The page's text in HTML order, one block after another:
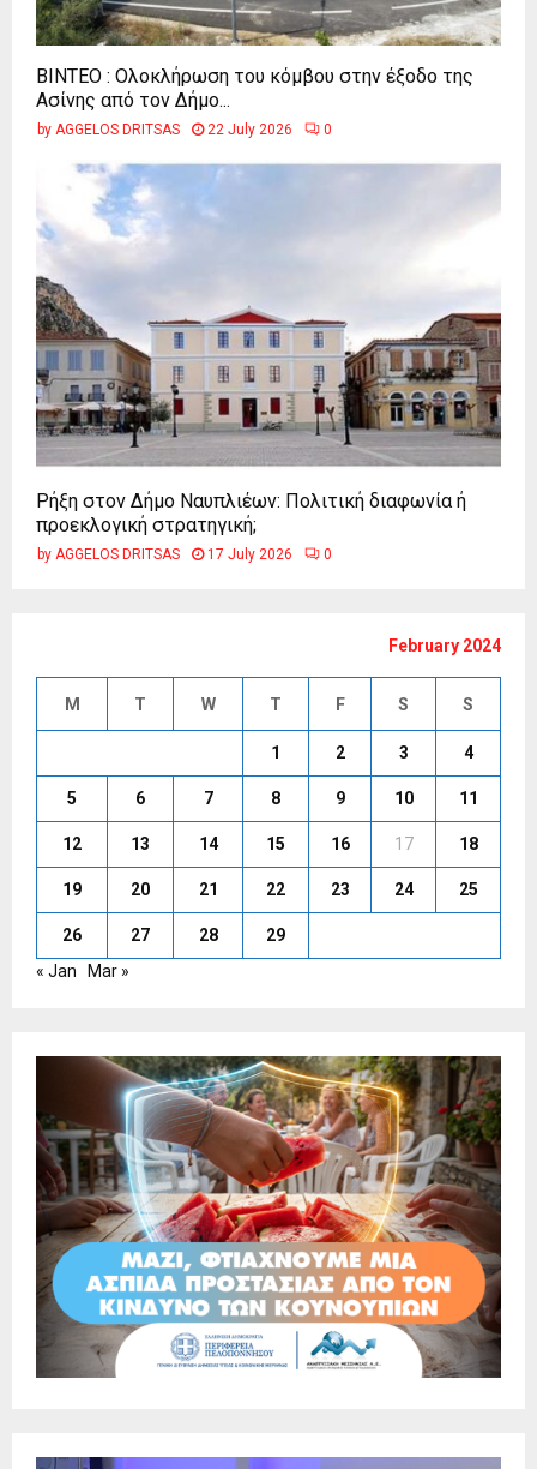
ΒΙΝΤΕΟ : Ολοκλήρωση του κόμβου στην έξοδο της
Ασίνης από τον Δήμο...
by AGGELOS DRITSAS 22 July 2026 0
Ρήξη στον Δήμο Ναυπλιέων: Πολιτική διαφωνία ή
προεκλογική στρατηγική;
by AGGELOS DRITSAS 17 July 2026 0
February 2024
M T W T F S S
1 2 3 4
5 6 7 8 9 10 11
12 13 14 15 16 17 18
19 20 21 22 23 24 25
26 27 28
29
« Jan
Mar »